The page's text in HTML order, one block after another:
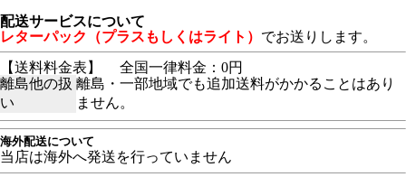
配送サービスについて
レターパック（プラスもしくはライト） でお送りします。
【送料料金表】
全国一律料金：0円
離島他の扱
い
離島・一部地域でも追加送料がかかることはあり
ません。
海外配送について
当店は海外へ発送を行っていません